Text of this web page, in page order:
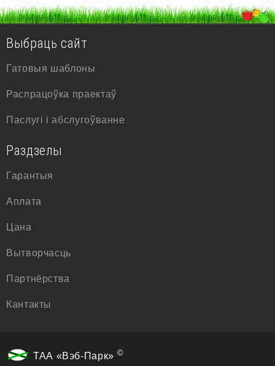
Выбраць сайт
Гатовыя шаблоны
Распрацоўка праектаў
Паслугі і абслугоўванне
Раздзелы
Гарантыя
Аплата
Цана
Вытворчасць
Партнёрства
Кантакты
ТАА «Вэб-Парк» ©